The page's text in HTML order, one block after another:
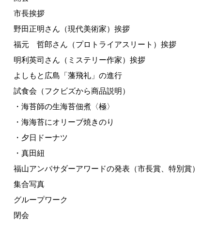
市長挨拶
野田正明さん（現代美術家）挨拶
福元 哲郎さん（プロトライアスリート）挨拶
明利英司さん（ミステリー作家）挨拶
よしもと広島「藩飛礼」の進行
試食会（フクビズから商品説明）
・海苔師の生海苔佃煮〈極〉
・海海苔にオリーブ焼きのり
・夕日ドーナツ
・真田紐
福山アンバサダーアワードの発表（市長賞、特別賞）
集合写真
グループワーク
閉会